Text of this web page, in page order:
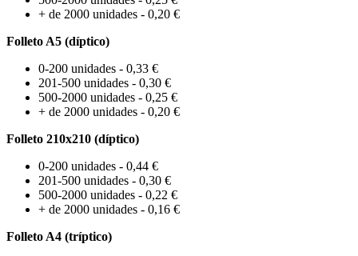
+ de 2000 unidades - 0,20 €
Folleto A5 (díptico)
0-200 unidades - 0,33 €
201-500 unidades - 0,30 €
500-2000 unidades - 0,25 €
+ de 2000 unidades - 0,20 €
Folleto 210x210 (díptico)
0-200 unidades - 0,44 €
201-500 unidades - 0,30 €
500-2000 unidades - 0,22 €
+ de 2000 unidades - 0,16 €
Folleto A4 (tríptico)